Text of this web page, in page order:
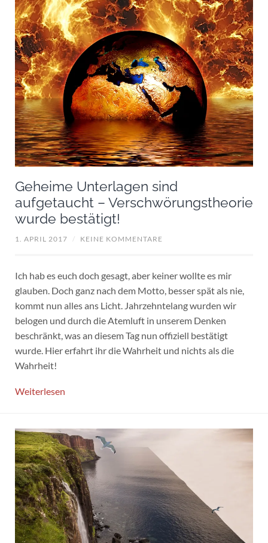
Geheime Unterlagen sind
aufgetaucht – Verschwörungstheorie
wurde bestätigt!
1. APRIL 2017 / KEINE KOMMENTARE
Ich hab es euch doch gesagt, aber keiner wollte es mir
glauben. Doch ganz nach dem Motto, besser spät als nie,
kommt nun alles ans Licht. Jahrzehntelang wurden wir
belogen und durch die Atemluft in unserem Denken
beschränkt, was an diesem Tag nun offiziell bestätigt
wurde. Hier erfahrt ihr die Wahrheit und nichts als die
Wahrheit!
Weiterlesen